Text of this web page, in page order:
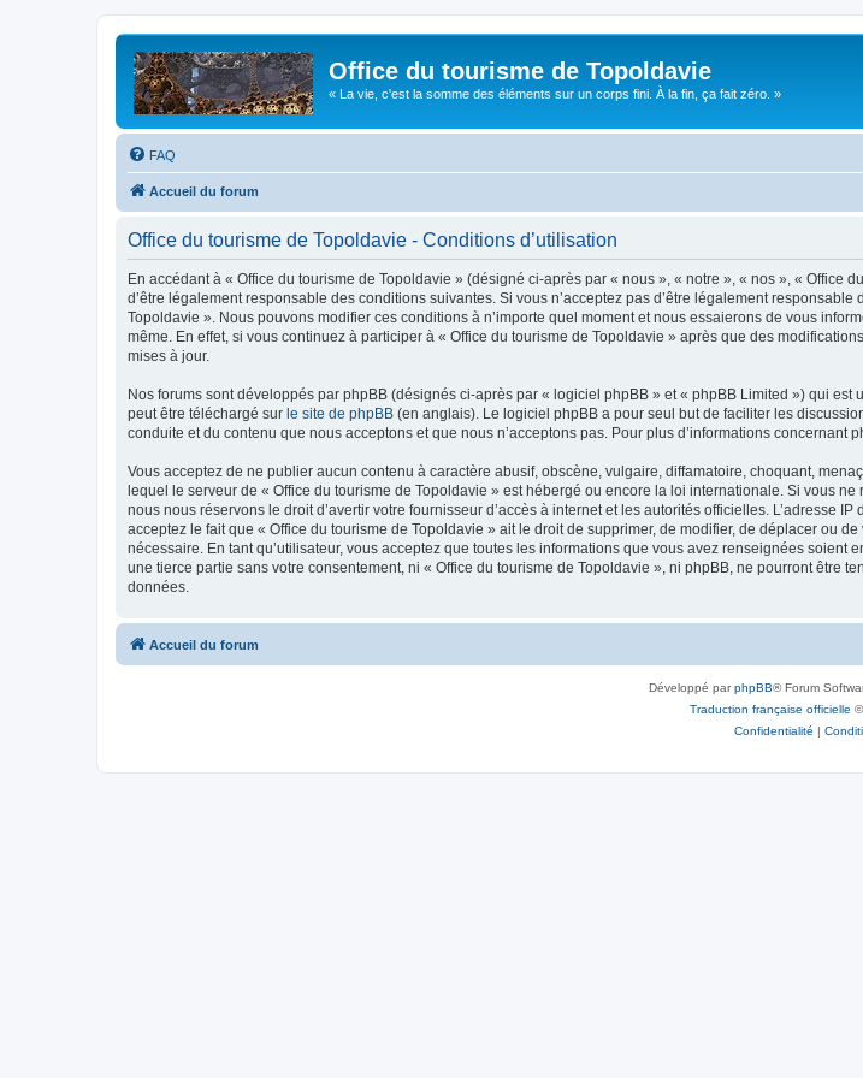
Office du tourisme de Topoldavie
« La vie, c'est la somme des éléments sur un corps fini. À la fin, ça fait zéro. »
FAQ
Accueil du forum
Office du tourisme de Topoldavie - Conditions d’utilisation
En accédant à « Office du tourisme de Topoldavie » (désigné ci-après par « nous », « notre », « nos », «
d’être légalement responsable des conditions suivantes. Si vous n’acceptez pas d’être légalement
Topoldavie ». Nous pouvons modifier ces conditions à n’importe quel moment et nous essaierons de vous
même. En effet, si vous continuez à participer à « Office du tourisme de Topoldavie » après que des
mises à jour.
Nos forums sont développés par phpBB (désignés ci-après par « logiciel phpBB » et « phpBB Limited ») qui
peut être téléchargé sur le site de phpBB (en anglais). Le logiciel phpBB a pour seul but de faciliter les
conduite et du contenu que nous acceptons et que nous n’acceptons pas. Pour plus d’informations concernant
Vous acceptez de ne publier aucun contenu à caractère abusif, obscène, vulgaire, diffamatoire, choquant,
lequel le serveur de « Office du tourisme de Topoldavie » est hébergé ou encore la loi internationale. Si vous
nous nous réservons le droit d’avertir votre fournisseur d’accès à internet et les autorités officielles. L’adresse
acceptez le fait que « Office du tourisme de Topoldavie » ait le droit de supprimer, de modifier, de déplacer ou
nécessaire. En tant qu’utilisateur, vous acceptez que toutes les informations que vous avez renseignées
une tierce partie sans votre consentement, ni « Office du tourisme de Topoldavie », ni phpBB, ne pourront être
données.
Accueil du forum
Développé parphpBB® Forum
Traduction française officielle ©
Confidentialité |